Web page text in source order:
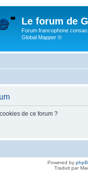
Le forum de
Forum francophone
Global Mapper ©
de ce forum ?
Powered by
Traduit par